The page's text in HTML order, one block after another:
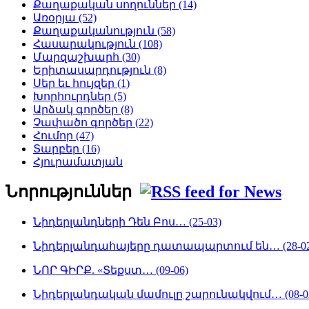
Քաղաքական սողուններ (14)
Առօրյա (52)
Քաղաքականություն (58)
Հասարակություն (108)
Մարզաշխարհ (30)
Երիտասարդություն (8)
Սեր եւ հույզեր (1)
Խորհուրդներ (5)
Արձակ գործեր (8)
Չափածո գործեր (22)
Հումոր (47)
Տարբեր (16)
Հյուրամատյան
Նորություններ
Նիդերլանդների Դեն Բոս… (25-03)
Նիդերլանդահայերը դատապարտում են… (28-
ՆՈՐ ԳԻՐՔ. «Տեքստ… (09-06)
Նիդերլանդական մամուլը շարունակվում… (08-